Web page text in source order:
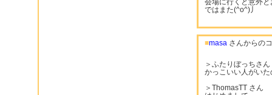
会場に行くと意外
ではまた(^o^)丿
■masa さんからの
＞ふたりぼっちさん
かっこいい人がい
＞ThomasTT さん